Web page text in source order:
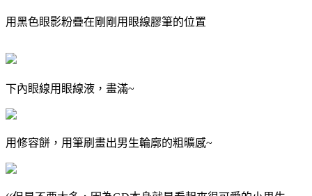
用黑色眼影粉疊在剛剛用眼線膠筆的位置
下內眼線用眼線液，畫滿~
用修容餅，用筆刷畫出男生輪廓的粗曠感~